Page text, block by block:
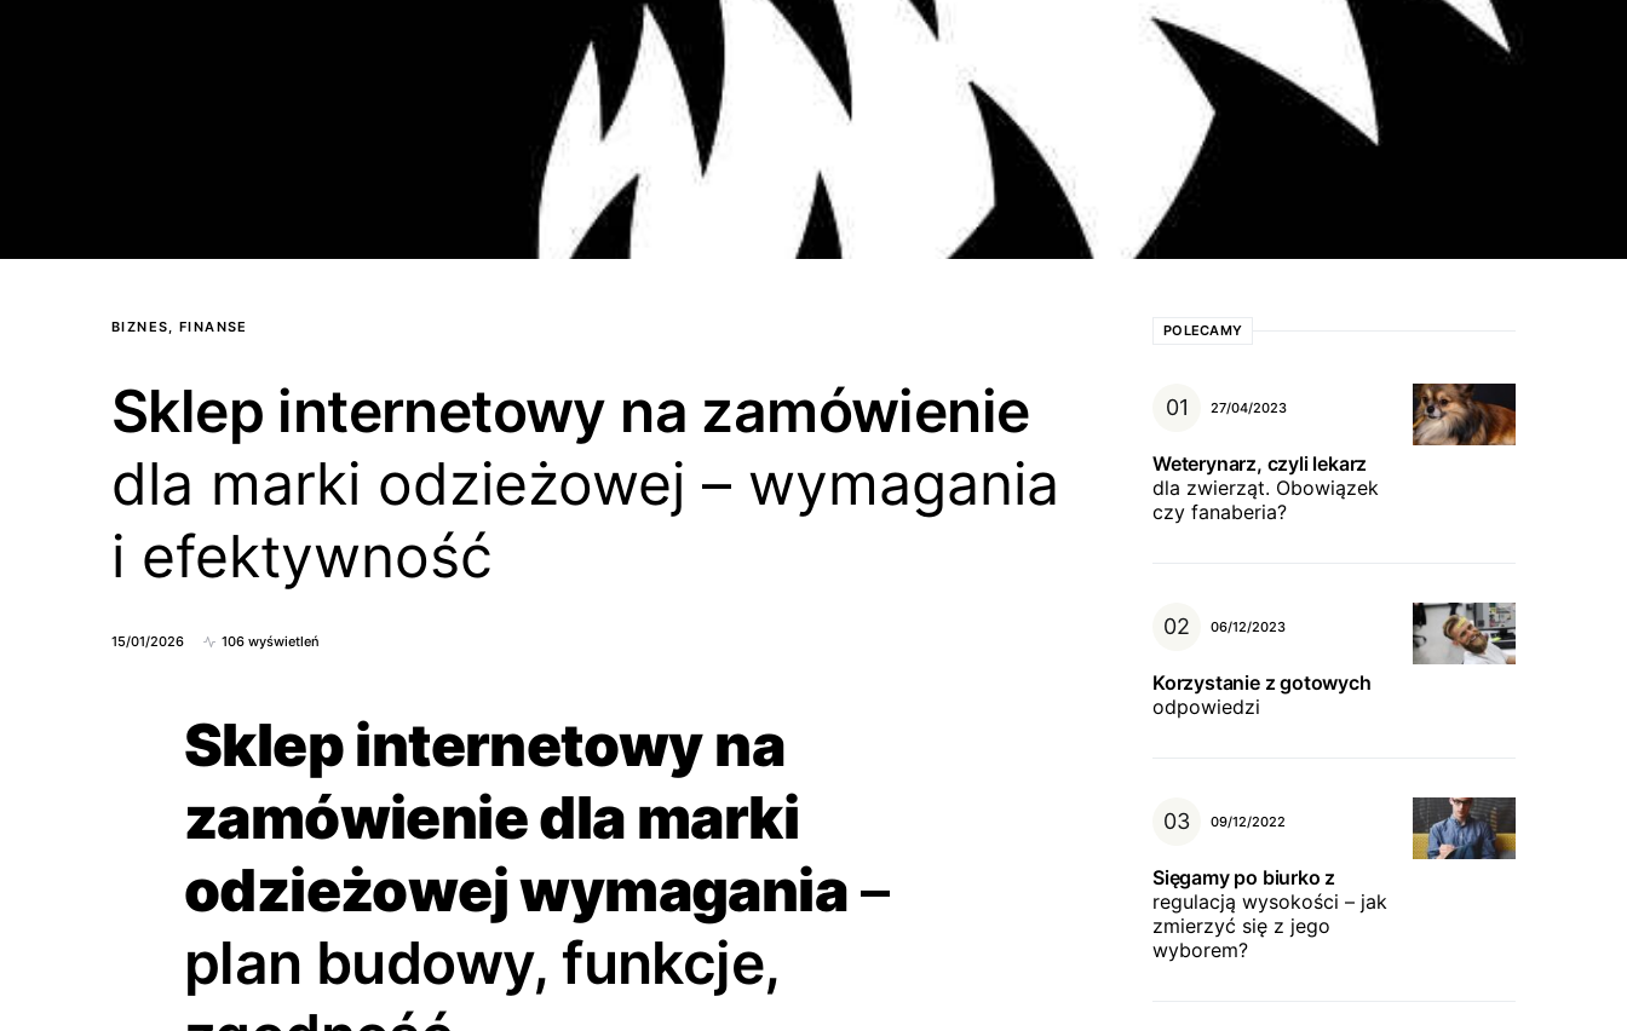
BIZNES, FINANSE
Sklep internetowy na zamówienie
dla marki odzieżowej – wymagania
i efektywność
15/01/2026 106 wyświetleń
Sklep internetowy na
zamówienie dla marki
odzieżowej wymagania–
plan budowy, funkcje,
POLECAMY
27/04/2023
Weterynarz, czyli lekarz
dla zwierząt. Obowiązek
czy fanaberia?
06/12/2023
Korzystanie z gotowych
odpowiedzi
09/12/2022
Sięgamy po biurko z
regulacją wysokości – jak
zmierzyć się z jego
wyborem?